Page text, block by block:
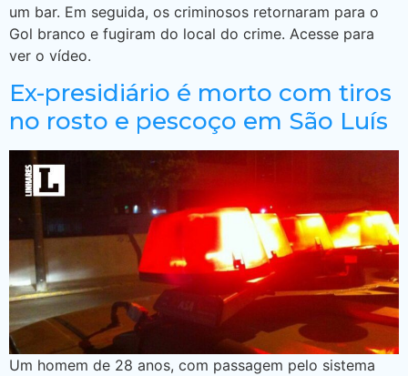
um bar. Em seguida, os criminosos retornaram para o
Gol branco e fugiram do local do crime. Acesse para
ver o vídeo.
Ex-presidiário é morto com tiros
no rosto e pescoço em São Luís
Um homem de 28 anos, com passagem pelo sistema